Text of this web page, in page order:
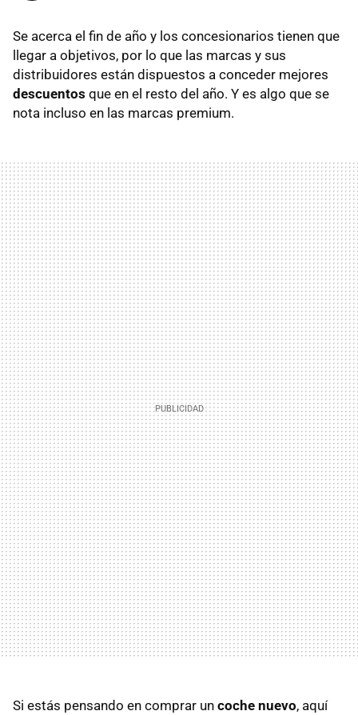
Se acerca el fin de año y los concesionarios tienen que
llegar a objetivos, por lo que las marcas y sus
distribuidores están dispuestos a conceder mejores
descuentos que en el resto del año. Y es algo que se
nota incluso en las marcas premium.
Si estás pensando en comprar un coche nuevo, aquí